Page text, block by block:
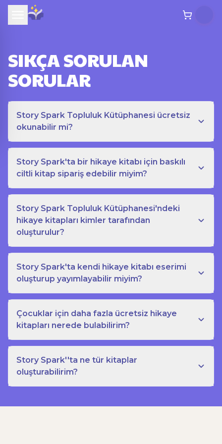
SIKÇA SORULAN
SORULAR
Story Spark Topluluk Kütüphanesi ücretsiz
okunabilir mi?
Story Spark'ta bir hikaye kitabı için baskılı
ciltli kitap sipariş edebilir miyim?
Story Spark Topluluk Kütüphanesi'ndeki
hikaye kitapları kimler tarafından
oluşturulur?
Story Spark'ta kendi hikaye kitabı eserimi
oluşturup yayımlayabilir miyim?
Çocuklar için daha fazla ücretsiz hikaye
kitapları nerede bulabilirim?
Story Spark''ta ne tür kitaplar
oluşturabilirim?